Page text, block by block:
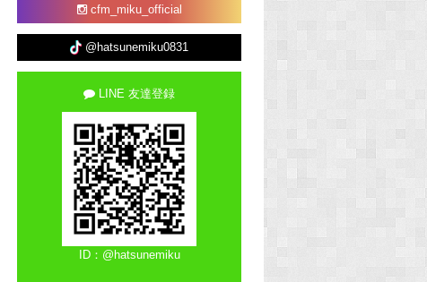
cfm_miku_official
@hatsunemiku0831
LINE 友達登録
ID：@hatsunemiku